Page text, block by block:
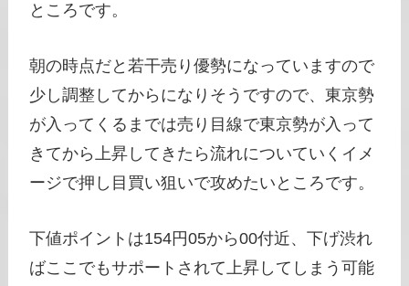
ところです。
朝の時点だと若干売り優勢になっていますので
少し調整してからになりそうですので、東京勢
が入ってくるまでは売り目線で東京勢が入って
きてから上昇してきたら流れについていくイメ
ージで押し目買い狙いで攻めたいところです。
下値ポイントは154円05から00付近、下げ渋れ
ばここでもサポートされて上昇してしまう可能